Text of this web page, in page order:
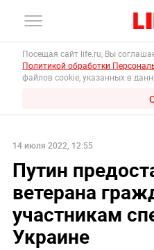
Посещая сайт life.ru, Вы
Политикой обработки
файлов cookie, указанных в
14 июля 2022, 12:55
Путин
ветерана
участникам
Украине